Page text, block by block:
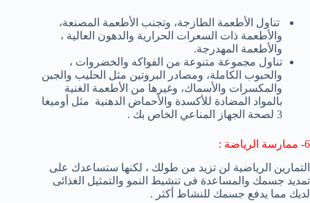
تناول الأطعمة الطازجة، وتجنب الأطعمة المصنعة،
والأطعمة ذات السعرات الحرارية والدهون العالية ،
والأطعمة المهدرجة.
تناول مجموعة متنوعة من الفواكه والخضروات ،
والحبوب الكاملة، ومصادر
البروتين مثل الحليب والجبن
و المكسرات والأسماك، وغيرها من الأطعمة الغنية
بالمواد المضادة للأكسدة والأحماض الدهنية مثل أوميغا
3 لصحة الجهاز المناعي الخاص بك .
6- ممارسة الرياضة :
التمارين الرياضية لن تزيد من طولك ، لكنها ستساعدك على
تمديد جسمك والمساعدة فى تنشيط النمو والتمثيل الغذائى
لديك مما يدفع جسمك للنشاط أكثر .